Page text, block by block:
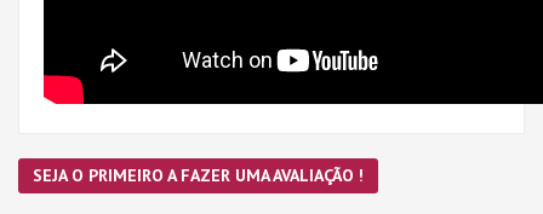
SEJA O PRIMEIRO A FAZER UMA AVALIAÇÃO !